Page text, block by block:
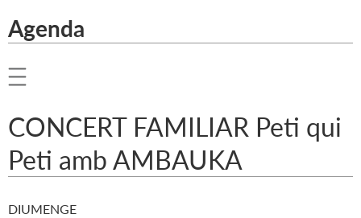
Agenda
CONCERT FAMILIAR Peti qui
Peti amb AMBAUKA
DIUMENGE